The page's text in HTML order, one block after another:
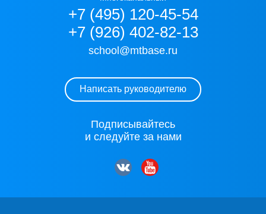
+7 (495) 120-45-54
+7 (926) 402-82-13
school@mtbase.ru
Написать руководителю
Подписывайтесь
и следуйте за нами